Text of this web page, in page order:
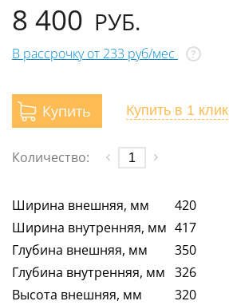
8 400 РУБ.
В рассрочку от 233 руб/мес ?
Купить Купить в 1 клик
Количество:
Ширина внешняя, мм
420
Ширина внутренняя, мм 417
Глубина внешняя, мм
350
Глубина внутренняя, мм 326
Высота внешняя, мм
320